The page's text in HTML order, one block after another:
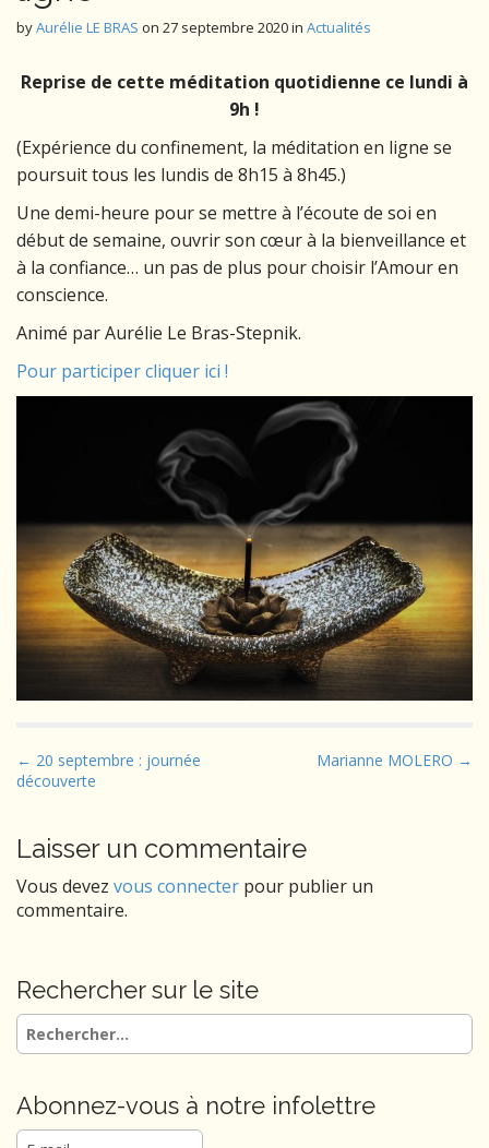
byAurélie LE BRAS on 27 septembre 2020in Actualités
Reprise de cette méditation quotidienne ce lundi à
9h !
(Expérience du confinement, la méditation en ligne se
poursuit tous les lundis de 8h15 à 8h45.)
Une demi-heure pour se mettre à l’écoute de soi en
début de semaine, ouvrir son cœur à la bienveillance et
à la confiance… un pas de plus pour choisir l’Amour en
conscience.
Animé par Aurélie Le Bras-Stepnik.
Pour participer cliquer ici !
P
o
t
n
a
g
a
t
o
n
← 20 septembre : journée
découverte
Marianne MOLERO →
Laisser un commentaire
Vous devez vous connecter pour publier un
commentaire.
Rechercher sur le site
Rechercher :
Abonnez-vous à notre infolettre